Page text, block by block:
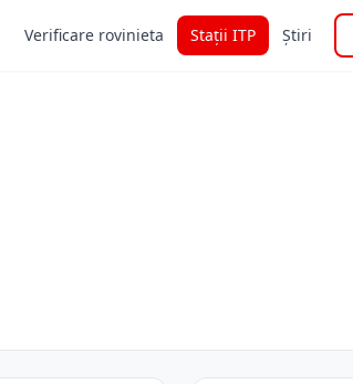
Verificare rovinieta Stații ITP Știri